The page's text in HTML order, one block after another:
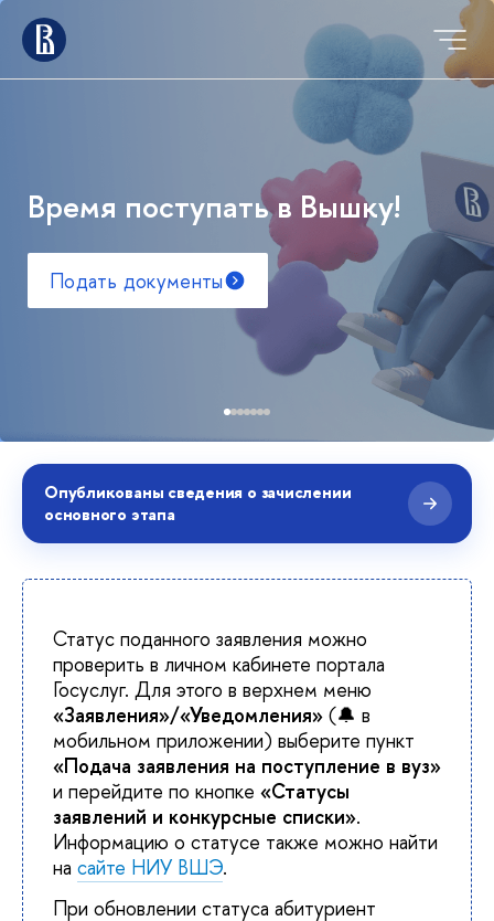
Время поступать в Вышку!
Подать документы
Опубликованы сведения о зачислении
основного этапа
Статус поданного заявления можно
проверить в личном кабинете портала
Госуслуг. Для этого в верхнем меню
«Заявления»/«Уведомления» (🔔 в
мобильном приложении) выберите пункт
«Подача заявления на поступление в вуз»
и перейдите по кнопке «Статусы
заявлений и конкурсные списки».
Информацию о статусе также можно найти
на сайте НИУ ВШЭ.
При обновлении статуса абитуриент